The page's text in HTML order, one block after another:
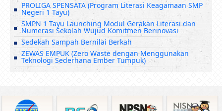
PROLIGA SPENSATA (Program Literasi Keagamaan SMP
Negeri 1 Tayu)
SMPN 1 Tayu Launching Modul Gerakan Literasi dan
Numerasi Sekolah Wujud Komitmen Berinovasi
Sedekah Sampah Bernilai Berkah
ZEWAS EMPUK (Zero Waste dengan Menggunakan
Teknologi Sederhana Ember Tumpuk)